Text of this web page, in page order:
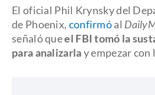
El oficial Phil Krynsky del
de Phoenix, confirmóal
señaló queel FBI tomó la
para analizarlay empezar